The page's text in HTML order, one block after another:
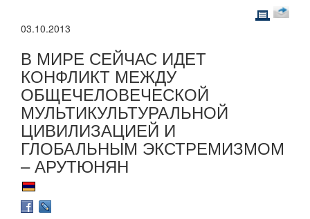
03.10.2013
В МИРЕ СЕЙЧАС ИДЕТ
КОНФЛИКТ МЕЖДУ
ОБЩЕЧЕЛОВЕЧЕСКОЙ
МУЛЬТИКУЛЬТУРАЛЬНОЙ
ЦИВИЛИЗАЦИЕЙ И
ГЛОБАЛЬНЫМ ЭКСТРЕМИЗМОМ
– АРУТЮНЯН